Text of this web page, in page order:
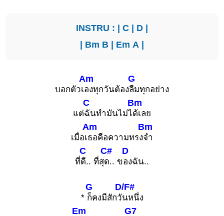
INSTRU : | C | D |
| Bm B | Em A |
บอกตัวเ
Am
องทุกวันต้อง
G
ลืมทุกอย่าง
แต่
C
ฉันทำมันไม่ไ
Bm
ด้เลย
เมื่อเ
Am
ธอคือความทรง
Bm
จำ
ที่
C
ดี.. ที่สุ
C#
ด.. ข
D
องฉัน..
*
G
ก็คงมีสักวั
D/F#
นหนึ่ง
Em G7